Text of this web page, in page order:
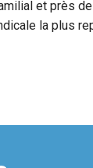
et près
la plus